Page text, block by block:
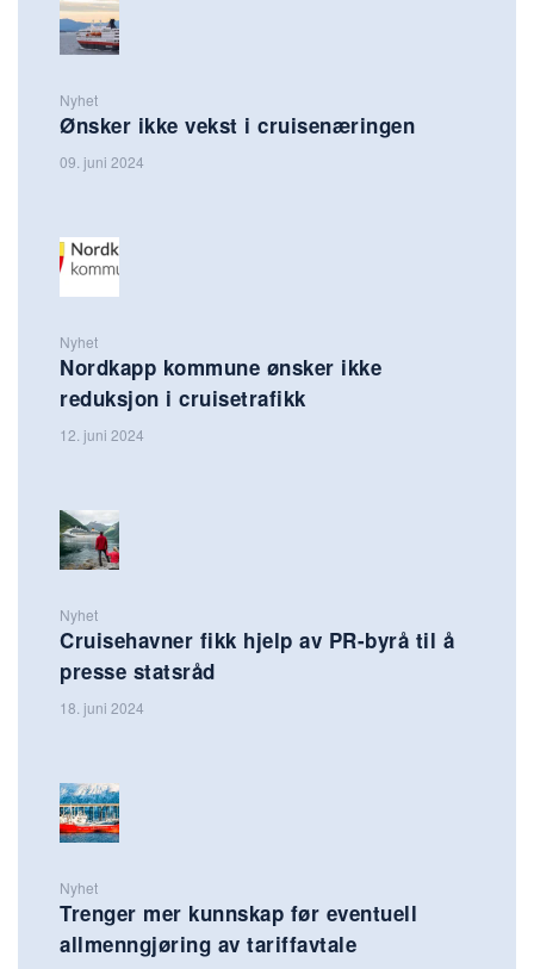
Nyhet
Ønsker ikke vekst i cruisenæringen
09. juni 2024
Nyhet
Nordkapp kommune ønsker ikke
reduksjon i cruisetrafikk
12. juni 2024
Nyhet
Cruisehavner fikk hjelp av PR-byrå til å
presse statsråd
18. juni 2024
Nyhet
Trenger mer kunnskap før eventuell
allmenngjøring av tariffavtale